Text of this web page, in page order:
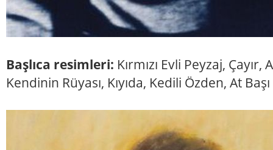
Başlıca resimleri: Kırmızı Evli Peyzaj,
Kendinin Rüyası, Kıyıda, Kedili Özden, At